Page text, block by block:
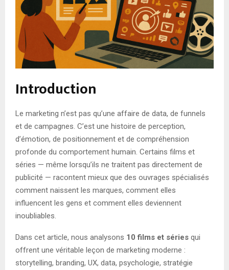
Introduction
Le marketing n’est pas qu’une affaire de data, de funnels
et de campagnes. C’est une histoire de perception,
d’émotion, de positionnement et de compréhension
profonde du comportement humain. Certains films et
séries — même lorsqu’ils ne traitent pas directement de
publicité — racontent mieux que des ouvrages spécialisés
comment naissent les marques, comment elles
influencent les gens et comment elles deviennent
inoubliables.
Dans cet article, nous analysons 10 films et séries qui
offrent une véritable leçon de marketing moderne :
storytelling, branding, UX, data, psychologie, stratégie